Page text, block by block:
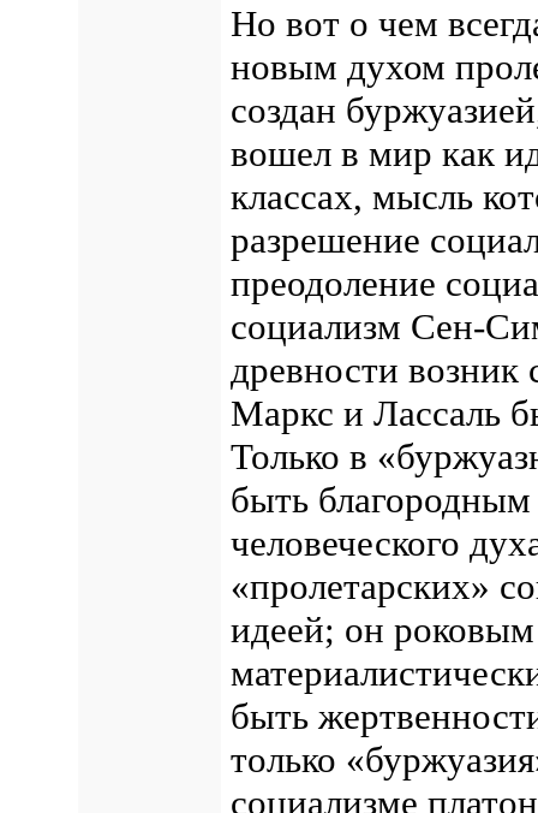
Но вот о чем
новым духом
создан
вошел в мир как
классах, мысль
разрешение
преодоление
социализм Сен-
древности
Маркс и Лассаль
Только в
быть
человеческого
«пролетарских»
идеей; он
быть
только
социализме